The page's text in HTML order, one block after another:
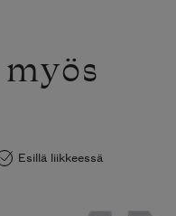
Esillä liikkeessä